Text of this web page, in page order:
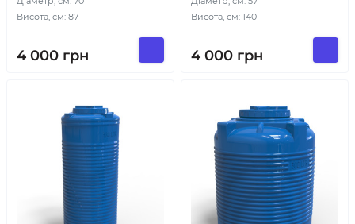
Висота, см: 87
4 000 грн
Висота, см: 140
4 000 грн